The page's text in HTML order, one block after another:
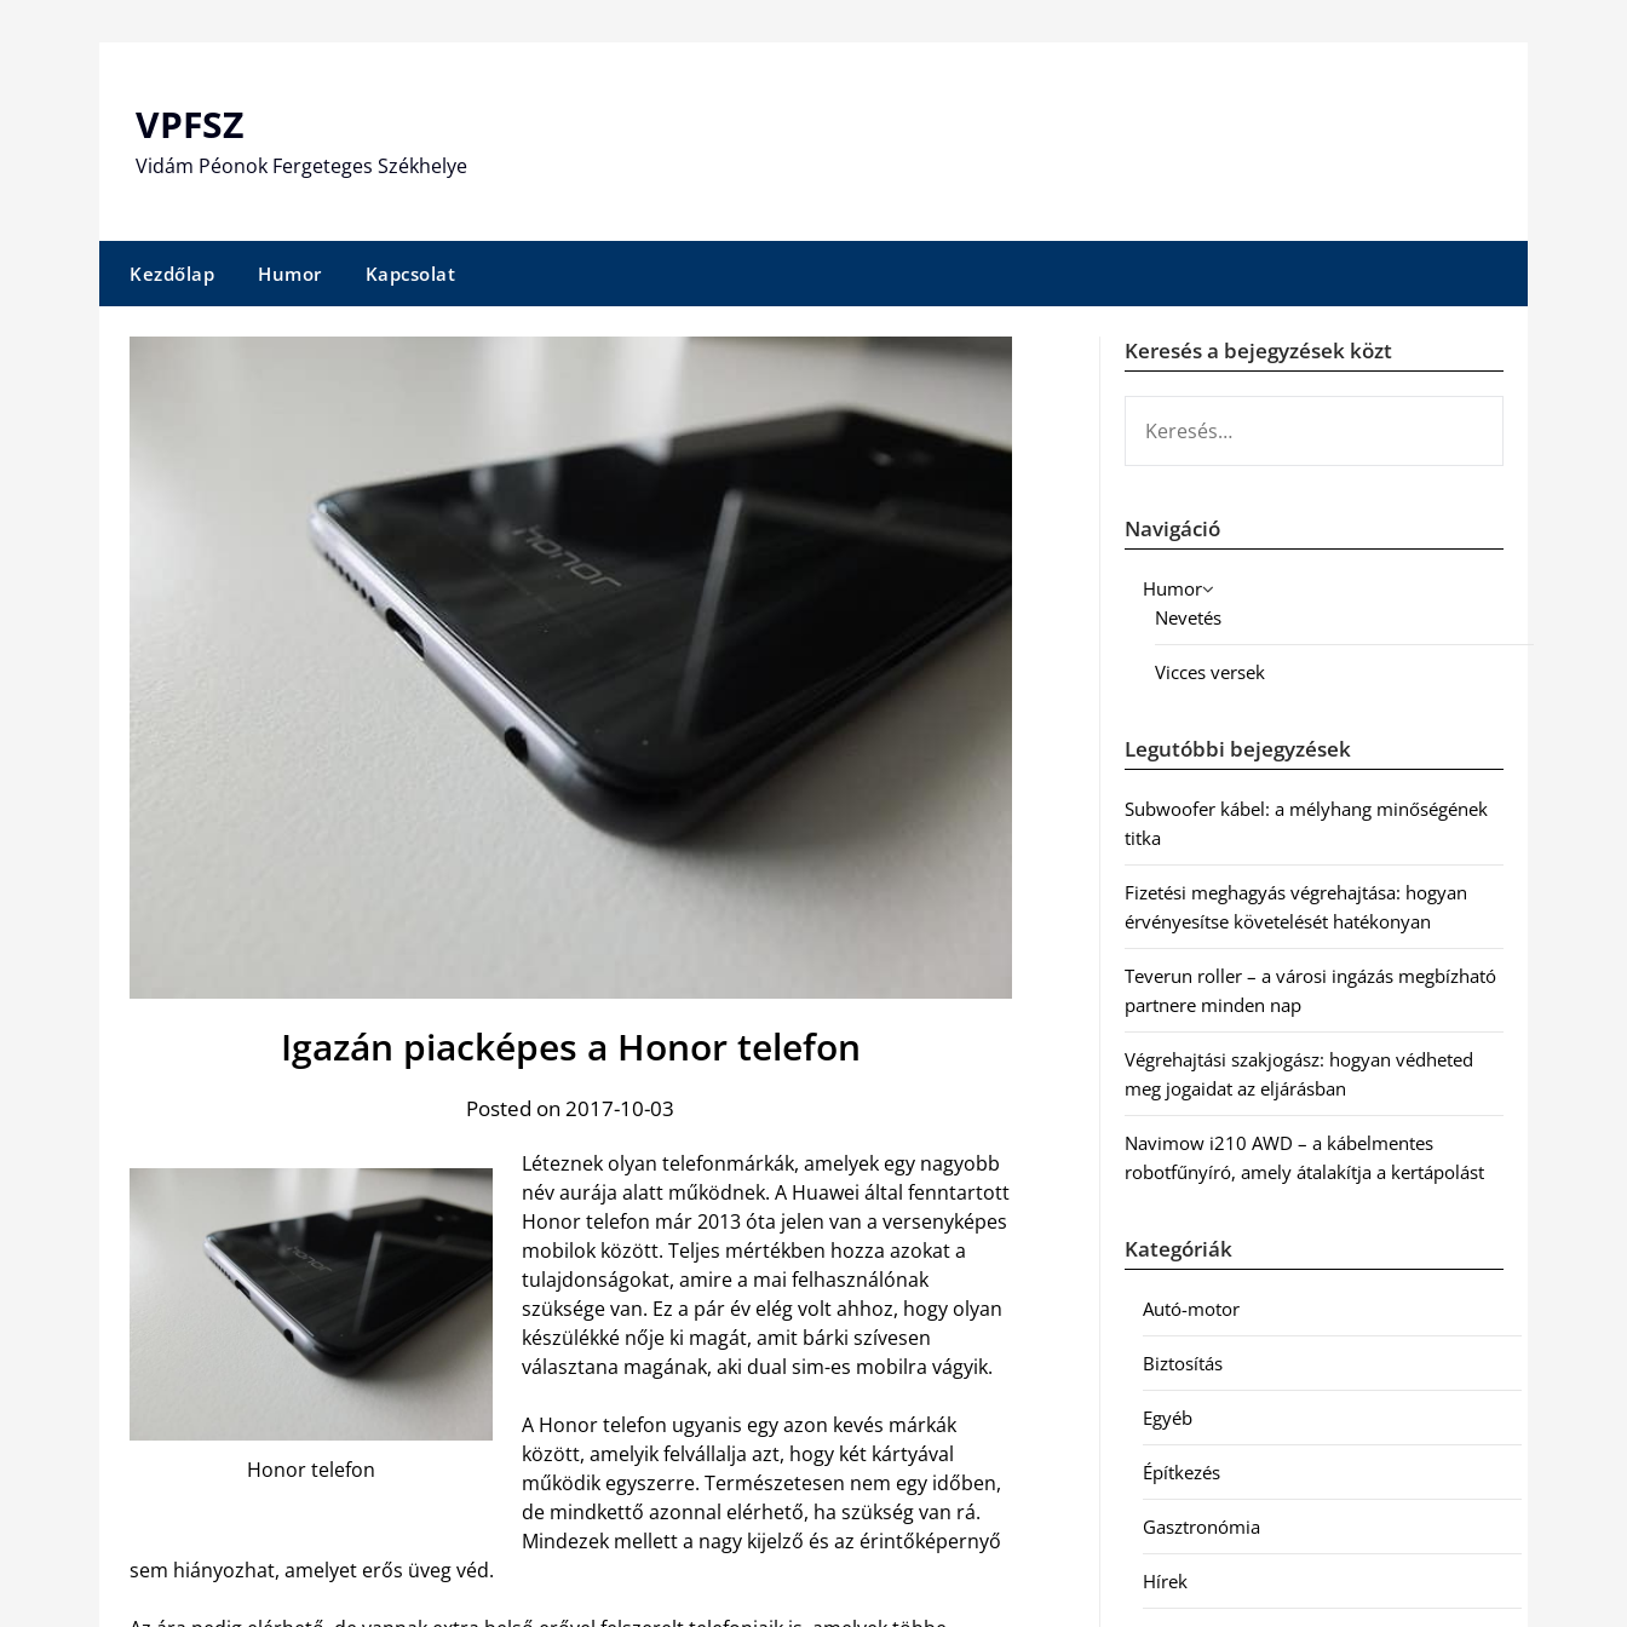
VPFSZ
Vidám Péonok Fergeteges Székhelye
Kezdőlap Humor Kapcsolat
Igazán piacképes a Honor telefon
Posted on 2017-10-03
Honor telefon
Léteznek olyan telefonmárkák, amelyek egy nagyobb
név aurája alatt működnek. A Huawei által fenntartott
Honor telefon már 2013 óta jelen van a versenyképes
mobilok között. Teljes mértékben hozza azokat a
tulajdonságokat, amire a mai felhasználónak
szüksége van. Ez a pár év elég volt ahhoz, hogy olyan
készülékké nője ki magát, amit bárki szívesen
választana magának, aki dual sim-es mobilra vágyik.
A Honor telefon ugyanis egy azon kevés márkák
között, amelyik felvállalja azt, hogy két kártyával
működik egyszerre. Természetesen nem egy időben,
de mindkettő azonnal elérhető, ha szükség van rá.
Mindezek mellett a nagy kijelző és az érintőképernyő
sem hiányozhat, amelyet erős üveg véd.
Keresés a bejegyzések közt
Navigáció
Humor
Nevetés
Vicces versek
Legutóbbi bejegyzések
Subwoofer kábel: a mélyhang minőségének
titka
Fizetési meghagyás végrehajtása: hogyan
érvényesítse követelését hatékonyan
Teverun roller – a városi ingázás megbízható
partnere minden nap
Végrehajtási szakjogász: hogyan védheted
meg jogaidat az eljárásban
Navimow i210 AWD – a kábelmentes
robotfűnyíró, amely átalakítja a kertápolást
Kategóriák
Autó-motor
Biztosítás
Egyéb
Építkezés
Gasztronómia
Hírek